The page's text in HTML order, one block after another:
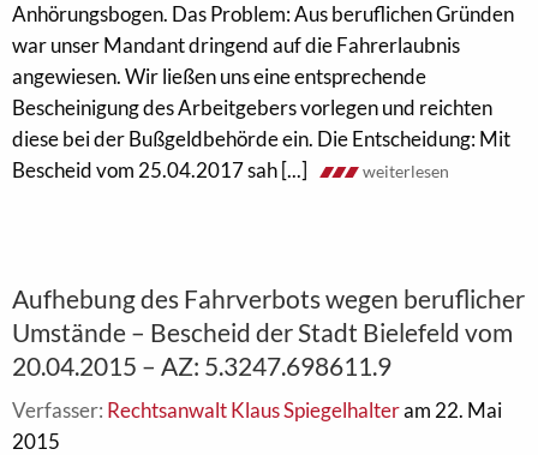
Anhörungsbogen. Das Problem: Aus beruflichen Gründen
war unser Mandant dringend auf die Fahrerlaubnis
angewiesen. Wir ließen uns eine entsprechende
Bescheinigung des Arbeitgebers vorlegen und reichten
diese bei der Bußgeldbehörde ein. Die Entscheidung: Mit
Bescheid vom 25.04.2017 sah [...]
weiterlesen
Aufhebung des Fahrverbots wegen beruflicher
Umstände – Bescheid der Stadt Bielefeld vom
20.04.2015 – AZ: 5.3247.698611.9
Verfasser: Rechtsanwalt Klaus Spiegelhalteram 22. Mai
2015